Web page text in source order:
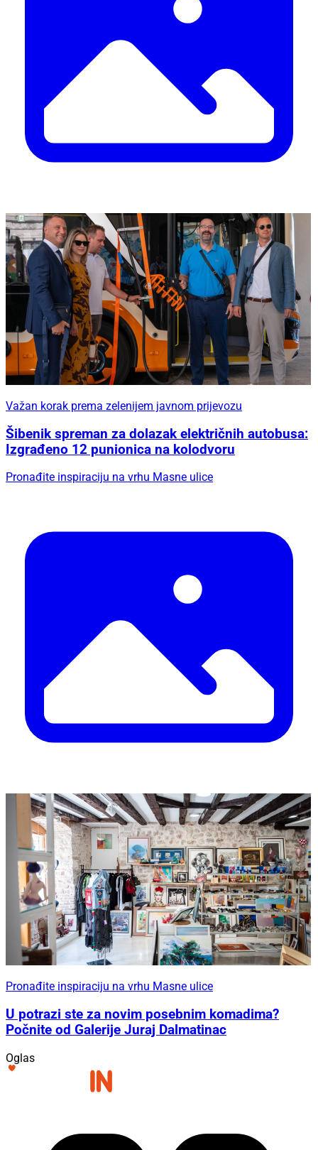
Važan korak prema zelenijem javnom prijevozu
Šibenik spreman za dolazak električnih autobusa:
Izgrađeno 12 punionica na kolodvoru
Pronađite inspiraciju na vrhu Masne ulice
Pronađite inspiraciju na vrhu Masne ulice
U potrazi ste za novim posebnim komadima?
Počnite od Galerije Juraj Dalmatinac
Oglas